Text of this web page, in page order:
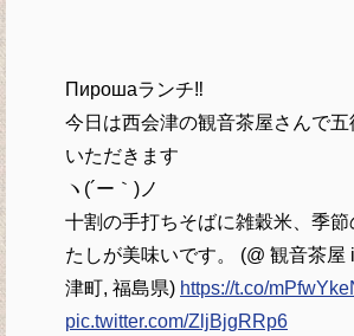
Пирошаランチ‼
今日は西会津の観音茶屋さんで五
いただきます
ヽ(´ー｀)ノ
十割の手打ちそばに雑穀米、季節
たしが美味いです。 (@ 観音茶屋
津町, 福島県) https://t.co/
pic.twitter.com/ZljBjgRRp6